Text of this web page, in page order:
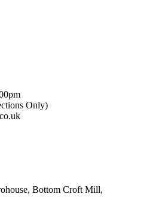
Only)
Bottom Croft Mill,